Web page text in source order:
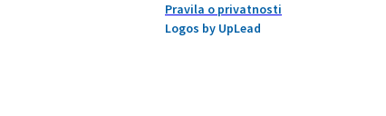
Pravila o privatnosti
Logos by UpLead